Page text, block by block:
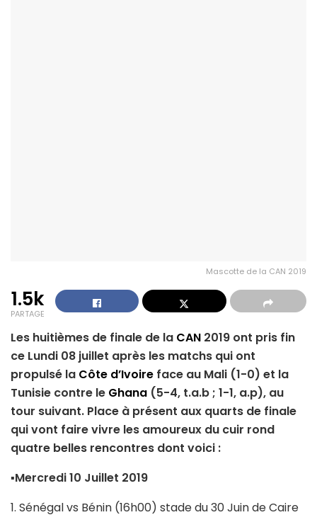
Mascotte de la CAN 2019
1.5k
PARTAGE
Les huitièmes de finale de la CAN 2019 ont pris fin
ce Lundi 08 juillet après les matchs qui ont
propulsé la Côte d’Ivoire face au Mali (1-0) et la
Tunisie contre le Ghana (5-4, t.a.b ; 1-1, a.p), au
tour suivant. Place à présent aux quarts de finale
qui vont faire vivre les amoureux du cuir rond
quatre belles rencontres dont voici :
▪Mercredi 10 Juillet 2019
1. Sénégal vs Bénin (16h00) stade du 30 Juin de Caire